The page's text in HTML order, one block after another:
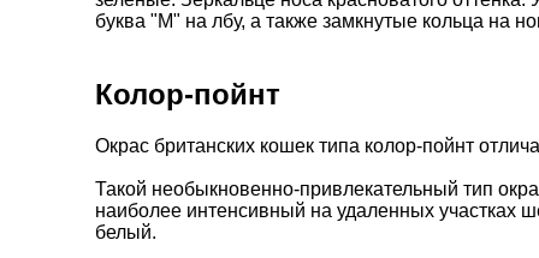
буква "М" на лбу, а также замкнутые кольца на
Колор-пойнт
Окрас британских кошек типа колор-пойнт
Такой необыкновенно-привлекательный тип
наиболее интенсивный на удаленных участках
белый.